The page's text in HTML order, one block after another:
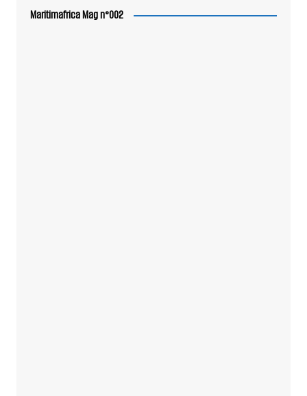
Maritimafrica Mag n°002